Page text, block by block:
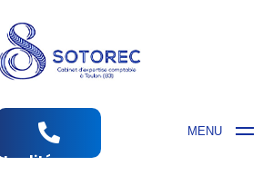
MENU
comptables